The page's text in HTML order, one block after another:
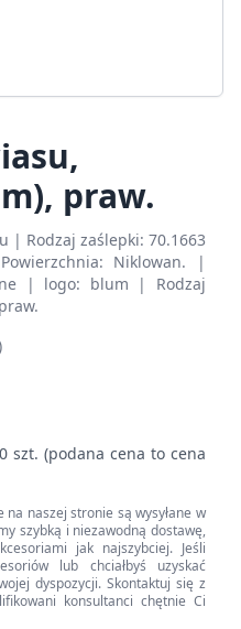
praw.
| Rodzaj zaślepki: 70.1663
Niklowan. |
| logo: blum | Rodzaj
szt. (podana cena to cena
naszej stronie są wysyłane w
szybką i niezawodną dostawę,
jak najszybciej. Jeśli
lub chciałbyś uzyskać
dyspozycji. Skontaktuj się z
konsultanci chętnie Ci